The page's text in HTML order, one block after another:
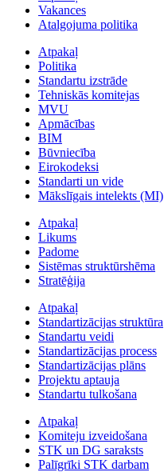
Vakances
Atalgojuma politika
Atpakaļ
Politika
Standartu izstrāde
Tehniskās komitejas
MVU
Apmācības
BIM
Būvniecība
Eirokodeksi
Standarti un vide
Mākslīgais intelekts (MI)
Atpakaļ
Likums
Padome
Sistēmas struktūrshēma
Stratēģija
Atpakaļ
Standartizācijas struktūra
Standartu veidi
Standartizācijas process
Standartizācijas plāns
Projektu aptauja
Standartu tulkošana
Atpakaļ
Komiteju izveidošana
STK un DG saraksts
Palīgrīki STK darbam